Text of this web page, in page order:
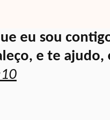
eu sou
e te